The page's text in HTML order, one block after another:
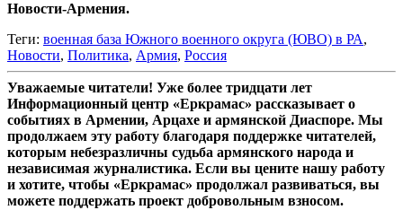
Новости-Армения.
Теги: военная база Южного военного округа (ЮВО) в РА,
Новости, Политика, Армия, Россия
Уважаемые читатели! Уже более тридцати лет
Информационный центр «Еркрамас» рассказывает о
событиях в Армении, Арцахе и армянской Диаспоре. Мы
продолжаем эту работу благодаря поддержке читателей,
которым небезразличны судьба армянского народа и
независимая журналистика. Если вы цените нашу работу
и хотите, чтобы «Еркрамас» продолжал развиваться, вы
можете поддержать проект добровольным взносом.